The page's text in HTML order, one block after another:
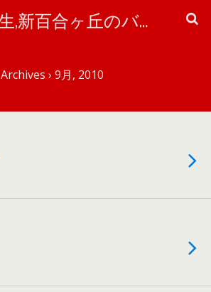
鶴川,柿生,新百合ヶ丘のバイク＆自転車屋さん「ワイズ・ピット」のブログ
Archives › 9月, 2010